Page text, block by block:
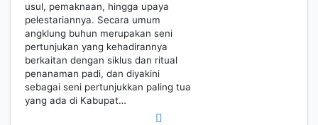
usul, pemaknaan, hingga upaya
pelestariannya. Secara umum
angklung buhun merupakan seni
pertunjukan yang kehadirannya
berkaitan dengan siklus dan ritual
penanaman padi, dan diyakini
sebagai seni pertunjukkan paling tua
yang ada di Kabupat…